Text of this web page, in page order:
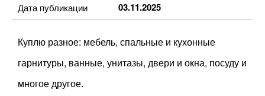
Дата публикации 03.11.2025
Куплю разное: мебель, спальные и кухонные
гарнитуры, ванные, унитазы, двери и окна, посуду и
многое другое.